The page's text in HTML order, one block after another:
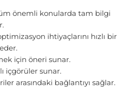
önemli konularda tam bilgi
ihtiyaçlarını hızlı bir
için öneri sunar.
içgörüler sunar.
arasındaki bağlantıyı sağlar.